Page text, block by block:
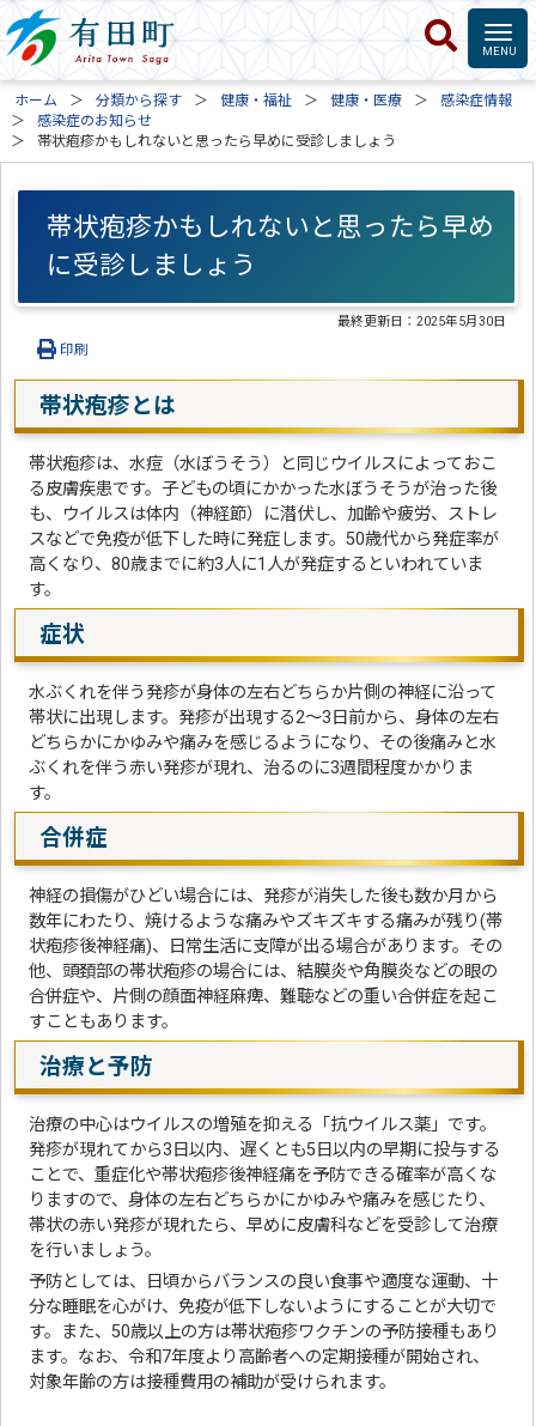
ホーム 分類から探す 健康・福祉 健康・医療
感染症情報
感染症のお知らせ
帯状疱疹かもしれないと思ったら早めに受診しましょう
帯状疱疹かもしれないと思ったら早め
に受診しましょう
最終更新日：2025年5月30日
印刷
帯状疱疹とは
帯状疱疹は、水痘（水ぼうそう）と同じウイルスによっておこ
る皮膚疾患です。子どもの頃にかかった水ぼうそうが治った後
も、ウイルスは体内（神経節）に潜伏し、加齢や疲労、ストレ
スなどで免疫が低下した時に発症します。50歳代から発症率が
高くなり、80歳までに約3人に1人が発症するといわれていま
す。
症状
水ぶくれを伴う発疹が身体の左右どちらか片側の神経に沿って
帯状に出現します。発疹が出現する2～3日前から、身体の左右
どちらかにかゆみや痛みを感じるようになり、その後痛みと水
ぶくれを伴う赤い発疹が現れ、治るのに3週間程度かかりま
す。
合併症
神経の損傷がひどい場合には、発疹が消失した後も数か月から
数年にわたり、焼けるような痛みやズキズキする痛みが残り(帯
状疱疹後神経痛)、日常生活に支障が出る場合があります。その
他、頭頚部の帯状疱疹の場合には、結膜炎や角膜炎などの眼の
合併症や、片側の顔面神経麻痺、難聴などの重い合併症を起こ
すこともあります。
治療と予防
治療の中心はウイルスの増殖を抑える「抗ウイルス薬」です。
発疹が現れてから3日以内、遅くとも5日以内の早期に投与する
ことで、重症化や帯状疱疹後神経痛を予防できる確率が高くな
りますので、身体の左右どちらかにかゆみや痛みを感じたり、
帯状の赤い発疹が現れたら、早めに皮膚科などを受診して治療
を行いましょう。
予防としては、日頃からバランスの良い食事や適度な運動、十
分な睡眠を心がけ、免疫が低下しないようにすることが大切で
す。また、50歳以上の方は帯状疱疹ワクチンの予防接種もあり
ます。なお、令和7年度より高齢者への定期接種が開始され、
対象年齢の方は接種費用の補助が受けられます。